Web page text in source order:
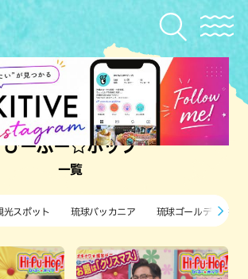
ひーぷー☆ホップ
一覧
光スポット 琉球バッカニア 琉球ゴールデンキン